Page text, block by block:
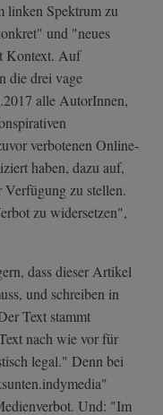
linken Spektrum zu
und "neues
Kontext. Auf
die drei vage
alle AutorInnen,
verbotenen Online-
haben, dazu auf,
zu stellen.
zu widersetzen",
dass dieser Artikel
und schreiben in
Text stammt
nach wie vor für
legal." Denn bei
Und: "Im